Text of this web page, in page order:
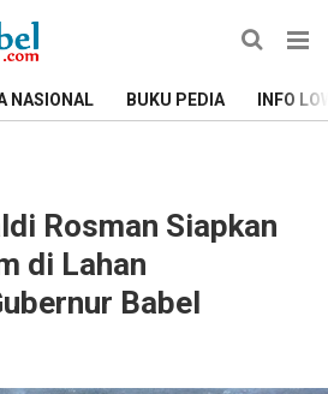
NASIONAL BUKU PEDIA INFO
Rosman Siapkan
di Lahan
Babel